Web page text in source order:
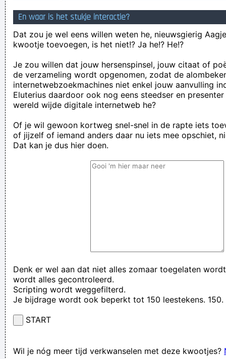
En waar is het stukje interactie?
Dat zou je wel eens willen weten he, nieuwsgierig
kwootje toevoegen, is het niet!? Ja he!? He!?
Je zou willen dat jouw hersenspinsel, jouw citaat of
de verzameling wordt opgenomen, zodat de
internetwebzoekmachines niet enkel jouw aanvulling
Eluterius daardoor ook nog eens steedser en
wereld wijde digitale internetweb he?
Of je wil gewoon kortweg snel-snel in de rapte iets
of jijzelf of iemand anders daar nu iets mee opschiet,
Dat kan je dus hier doen.
Denk er wel aan dat niet alles zomaar toegelaten
wordt alles gecontroleerd.
Scripting wordt weggefilterd.
Je bijdrage wordt ook beperkt tot 150 leestekens. 150.
START
Wil je nóg meer tijd verkwanselen met deze kwootjes?